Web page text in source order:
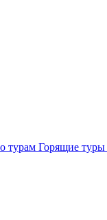
турам Горящие туры